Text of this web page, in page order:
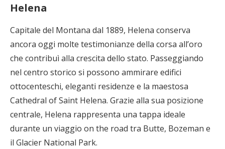
Helena
Capitale del Montana dal 1889, Helena conserva
ancora oggi molte testimonianze della corsa all’oro
che contribuì alla crescita dello stato. Passeggiando
nel centro storico si possono ammirare edifici
ottocenteschi, eleganti residenze e la maestosa
Cathedral of Saint Helena. Grazie alla sua posizione
centrale, Helena rappresenta una tappa ideale
durante un viaggio on the road tra Butte, Bozeman e
il Glacier National Park.